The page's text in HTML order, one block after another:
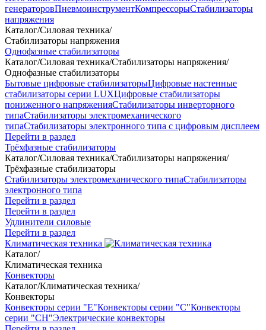
генераторовПневмоинструментКомпрессорыСтабилизаторы
напряжения
Каталог/Силовая техника/
Стабилизаторы напряжения
Однофазные стабилизаторы
Каталог/Силовая техника/Стабилизаторы напряжения/
Однофазные стабилизаторы
Бытовые цифровые стабилизаторыЦифровые настенные
стабилизаторы серии LUXЦифровые стабилизаторы
пониженного напряженияСтабилизаторы инверторного
типаСтабилизаторы электромеханического
типаСтабилизаторы электронного типа с цифровым дисплеем
Перейти в раздел
Трёхфазные стабилизаторы
Каталог/Силовая техника/Стабилизаторы напряжения/
Трёхфазные стабилизаторы
Стабилизаторы электромеханического типаСтабилизаторы
электронного типа
Перейти в раздел
Перейти в раздел
Удлинители силовые
Перейти в раздел
Климатическая техника
Каталог/
Климатическая техника
Конвекторы
Каталог/Климатическая техника/
Конвекторы
Конвекторы серии "Е"Конвекторы серии "С"Конвекторы
серии "СН"Электрические конвекторы